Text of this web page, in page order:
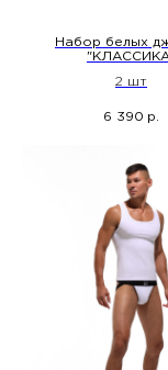
Набор белых
2 шт
6 390 р.